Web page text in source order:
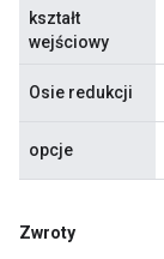
kształt
wejściowy
Osie redukcji
opcje
Zwroty